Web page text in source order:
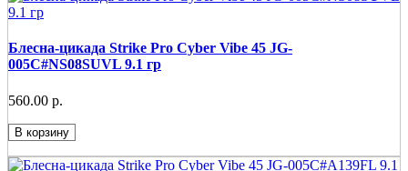
Блесна-цикада Strike Pro Cyber Vibe 45 JG-
005C#NS08SUVL 9.1 гр
560.00 р.
В корзину